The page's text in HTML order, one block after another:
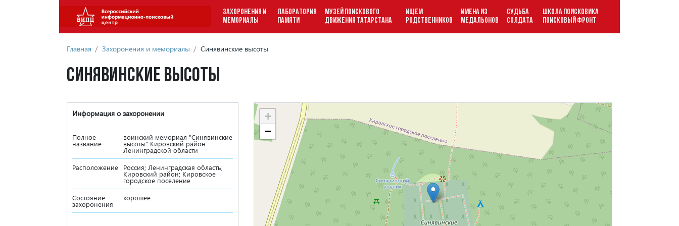
ЗАХОРОНЕНИЯ И
МЕМОРИАЛЫ
ЛАБОРАТОРИЯ
ПАМЯТИ
МУЗЕЙ ПОИСКОВОГО
ДВИЖЕНИЯ ТАТАРСТАНА
ИЩЕМ
РОДСТВЕННИКОВ
ИМЕНА ИЗ
МЕДАЛЬОНОВ
СУДЬБА
СОЛДАТА
ШКОЛА ПОИСКОВИКА
ПОИСКОВЫЙ ФРОНТ
Главная / Захоронения и мемориалы / Синявинские высоты
Синявинские высоты
Информация о захоронении
Полное
название
воинский мемориал "Синявинские
высоты" Кировский район
Ленинградской области
Расположение
Россия; Ленинградская область;
Кировский район; Кировское
городское поселение
Состояние
захоронения
хорошее
+
−